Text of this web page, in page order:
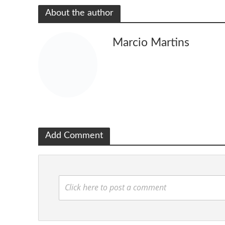
About the author
Marcio Martins
Add Comment
Click here to post a comment